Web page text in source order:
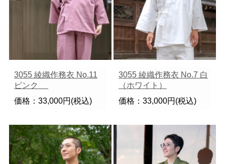
3055 綾織作務衣 No.11
ピンク
価格：33,000円(税込)
3055 綾織作務衣 No.7 白
（ホワイト）
価格：33,000円(税込)